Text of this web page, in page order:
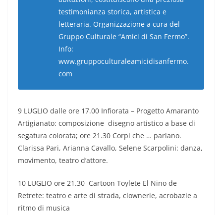
testimonianza storica, artistica e
letteraria. Organizzazione a cura del
Gruppo Culturale “Amici di San Fermo”.
Info:
www.gruppoculturaleamicidisanfermo.
com
9 LUGLIO dalle ore 17.00 Infiorata – Progetto Amaranto
Artigianato: composizione disegno artistico a base di
segatura colorata; ore 21.30 Corpi che … parlano.
Clarissa Pari, Arianna Cavallo, Selene Scarpolini: danza,
movimento, teatro d’attore.
10 LUGLIO ore 21.30 Cartoon Toylete El Nino de
Retrete: teatro e arte di strada, clownerie, acrobazie a
ritmo di musica